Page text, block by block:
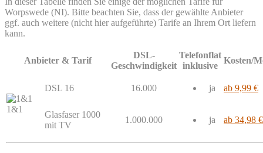
Worpswede (NI). Bitte beachten Sie, dass der gewählte Anbieter
ggf. auch weitere (nicht hier aufgeführte) Tarife an Ihrem Ort liefern
kann.
Anbieter & Tarif
DSL-
Geschwindigkeit
Telefonflat
inklusive
Kosten/
1&1
DSL 16 16.000 ja ab 9,99 €
Glasfaser 1000
mit TV
1.000.000 ja ab 34,98 €